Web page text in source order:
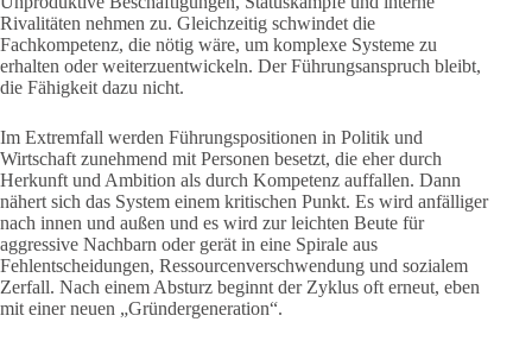
Rivalitäten nehmen zu. Gleichzeitig schwindet die
Fachkompetenz, die nötig wäre, um komplexe Systeme zu
erhalten oder weiterzuentwickeln. Der Führungsanspruch bleibt,
die Fähigkeit dazu nicht.
Im Extremfall werden Führungspositionen in Politik und
Wirtschaft zunehmend mit Personen besetzt, die eher durch
Herkunft und Ambition als durch Kompetenz auffallen. Dann
nähert sich das System einem kritischen Punkt. Es wird anfälliger
nach innen und außen und es wird zur leichten Beute für
aggressive Nachbarn oder gerät in eine Spirale aus
Fehlentscheidungen, Ressourcenverschwendung und sozialem
Zerfall. Nach einem Absturz beginnt der Zyklus oft erneut, eben
mit einer neuen „Gründergeneration“.